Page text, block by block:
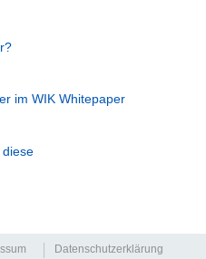
im WIK Whitepaper
diese
Datenschutzerklärung